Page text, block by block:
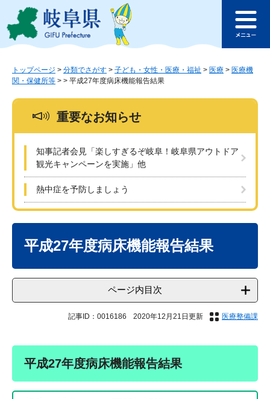
ジ
ュ
このページの本文へ
ュ
トップページ > 分類でさがす > 子ども・女性・医療・福祉 > 医療 > 医療機
関・保健所等 > > 平成27年度病床機能報告結果
重要なお知らせ
知事記者会見「楽しすぎるぞ岐阜！岐阜県アウトドア
観光キャンペーンを実施」他
熱中症を予防しましょう
平成27年度病床機能報告結果
ページ内目次
記事ID：0016186 2020年12月21日更新 医療整備課
平成27年度病床機能報告結果